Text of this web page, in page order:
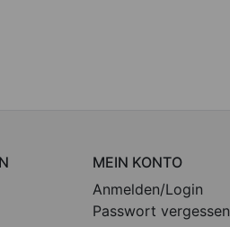
MEIN KONTO
Anmelden/Login
Passwort vergessen